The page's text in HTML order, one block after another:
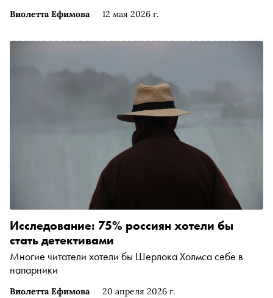
Виолетта Ефимова 12 мая 2026 г.
Виолетта Ефимова 20 апреля 2026 г.
Исследование: 75% россиян хотели бы
стать детективами
Многие читатели хотели бы Шерлока Холмса себе в
напарники